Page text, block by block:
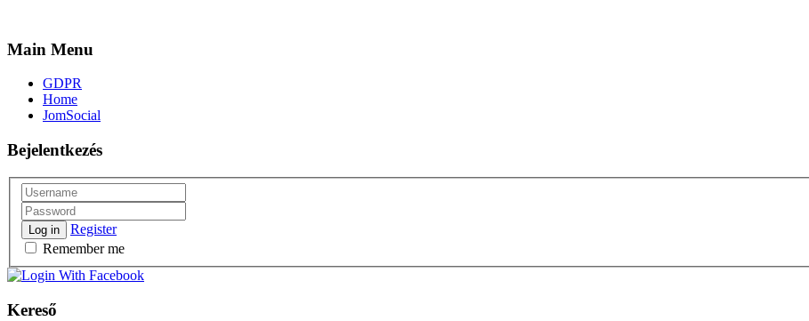
Main Menu
GDPR
Home
JomSocial
Bejelentkezés
Log in
Register
Remember me
Kereső